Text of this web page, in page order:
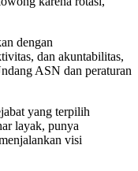
dengan
dan akuntabilitas,
ASN dan peraturan
yang terpilih
layak, punya
visi